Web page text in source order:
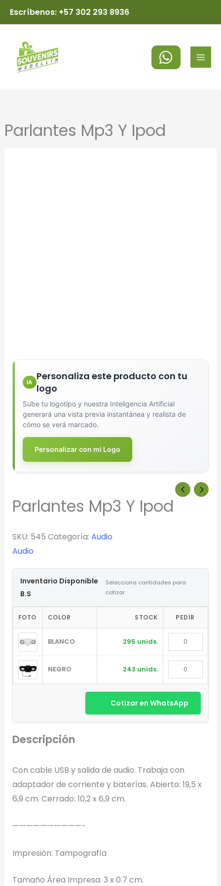
Escríbenos: +57 302 293 8936
Parlantes Mp3 Y Ipod
IA
Personaliza este producto con tu
logo
Sube tu logotipo y nuestra Inteligencia Artificial
generará una vista previa instantánea y realista de
cómo se verá marcado.
Personalizar con mi Logo
con IA ×
Parlantes Mp3 Y Ipod
SKU: 545 Categoría: Audio
Audio
Inventario Disponible
B.S
Selecciona cantidades para
cotizar
FOTO COLOR STOCK PEDIR
BLANCO 295 unids.
NEGRO 243 unids.
Cotizar en WhatsApp
Descripción
Con cable USB y salida de audio. Trabaja con
adaptador de corriente y baterías. Abierto: 19,5 x
6,9 cm. Cerrado: 10,2 x 6,9 cm.
——————————-
Impresión: Tampografía
Tamaño Área Impresa: 3 x 0.7 cm.